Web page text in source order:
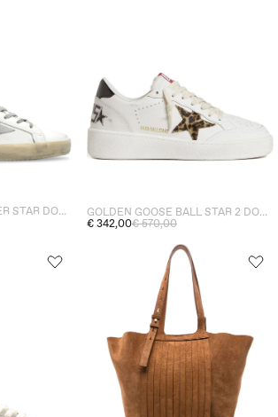
GOLDEN GOOSE SUPER STAR DONNA SNEAKERS BIANCO
GOLDEN GOOSE BALL STAR 2 DONNA SNEAKERS BIANCO
€ 342,00€ 570,00